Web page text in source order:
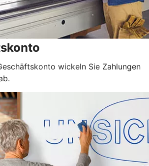
wickeln Sie Zahlungen